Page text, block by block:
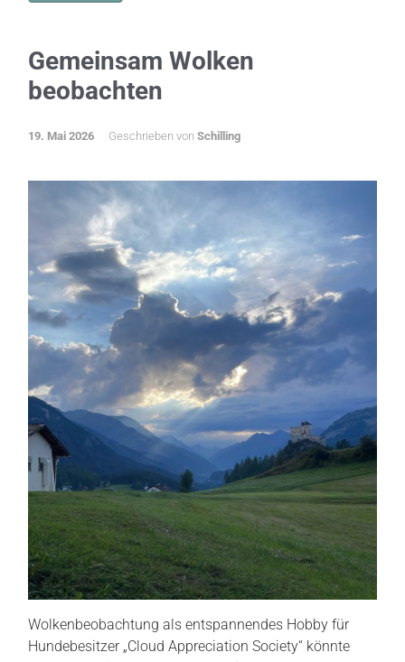
Gemeinsam Wolken
beobachten
19. Mai 2026 Geschrieben von Schilling
Wolkenbeobachtung als entspannendes Hobby für
Hundebesitzer „Cloud Appreciation Society“ könnte